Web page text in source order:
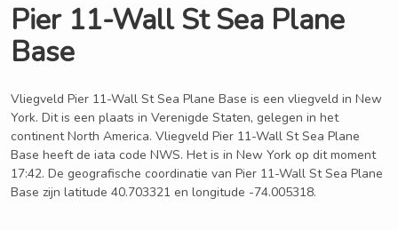
Pier 11-Wall St Sea Plane
Base
Vliegveld Pier 11-Wall St Sea Plane Base is een vliegveld in New
York. Dit is een plaats in Verenigde Staten, gelegen in het
continent North America. Vliegveld Pier 11-Wall St Sea Plane
Base heeft de iata code NWS. Het is in New York op dit moment
17:42. De geografische coordinatie van Pier 11-Wall St Sea Plane
Base zijn latitude 40.703321 en longitude -74.005318.